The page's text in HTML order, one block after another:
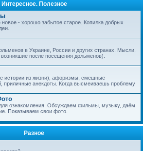
Интересное. Полезное
новое - хорошо забытое старое. Копилка добрых
в Украине, России и других странах. Мысли,
после посещения дольменов).
из жизни), афоризмы, смешные
приличные анекдоты. Когда высмеиваешь проблему
ознакомления. Обсуждаем фильмы, музыку, даём
Показываем свои фото.
Разное